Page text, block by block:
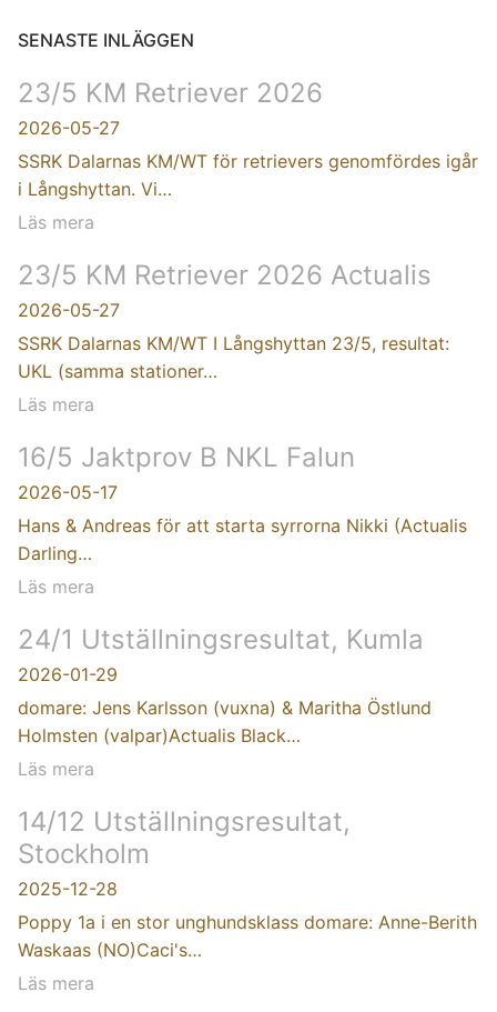
SENASTE INLÄGGEN
23/5 KM Retriever 2026
2026-05-27
SSRK Dalarnas KM/WT för retrievers genomfördes igår
i Långshyttan. Vi…
Läs mera
23/5 KM Retriever 2026 Actualis
2026-05-27
SSRK Dalarnas KM/WT I Långshyttan 23/5, resultat:
UKL (samma stationer…
Läs mera
16/5 Jaktprov B NKL Falun
2026-05-17
Hans & Andreas för att starta syrrorna Nikki (Actualis
Darling…
Läs mera
24/1 Utställningsresultat, Kumla
2026-01-29
domare: Jens Karlsson (vuxna) & Maritha Östlund
Holmsten (valpar)Actualis Black…
Läs mera
14/12 Utställningsresultat,
Stockholm
2025-12-28
Poppy 1a i en stor unghundsklass domare: Anne-Berith
Waskaas (NO)Caci's…
Läs mera